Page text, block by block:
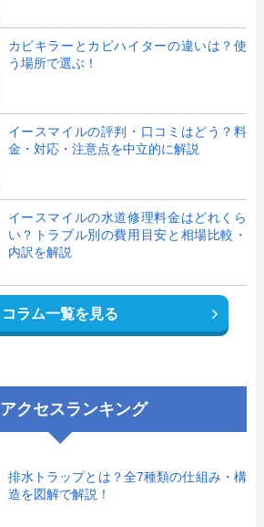
カビキラーとカビハイターの違いは？使
う場所で選ぶ！
イースマイルの評判・口コミはどう？料
金・対応・注意点を中立的に解説
イースマイルの水道修理料金はどれくら
い？トラブル別の費用目安と相場比較・
内訳を解説
コラム一覧を見る
アクセスランキング
排水トラップとは？全7種類の仕組み・構
造を図解で解説！